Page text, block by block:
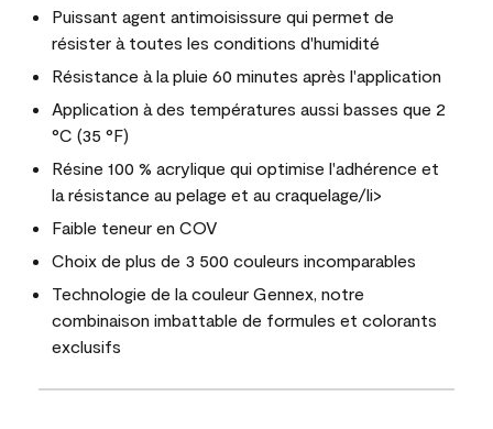
Puissant agent antimoisissure qui permet de
résister à toutes les conditions d'humidité
Résistance à la pluie 60 minutes après l'application
Application à des températures aussi basses que 2
°C (35 °F)
Résine 100 % acrylique qui optimise l'adhérence et
la résistance au pelage et au craquelage/li>
Faible teneur en COV
Choix de plus de 3 500 couleurs incomparables
Technologie de la couleur Gennex, notre
combinaison imbattable de formules et colorants
exclusifs